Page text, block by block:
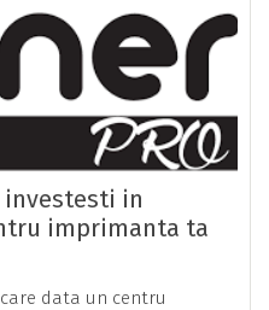
investesti in
imprimanta ta
data un centru